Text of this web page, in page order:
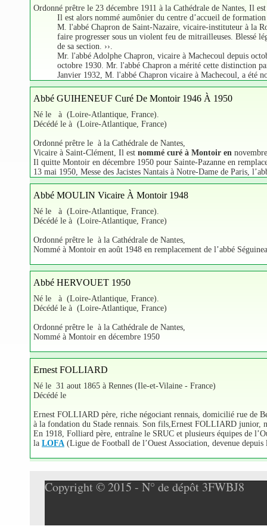
Ordonné prêtre le 23 décembre 1911 à la Cathédrale de Nantes, Il
Il est alors nommé aumônier du centre d’accueil de
M. l'abbé Chapron de Saint-Nazaire, vicaire-instituteur à la
faire progresser sous un violent feu de mitrailleuses. Blessé
de sa section. ››.
Mr. l'abbé Adolphe Chapron, vicaire à Machecoul depuis
octobre 1930. Mr. l'abbé Chapron a mérité cette distinction
Janvier 1932, M. l'abbé Chapron vicaire à Machecoul, a été
Abbé GUIHENEUF Curé De Montoir 1946 À 1950
Né le à (Loire-Atlantique, France).
Décédé le à (Loire-Atlantique, France)
Ordonné prêtre le à la Cathédrale de Nantes,
Vicaire à Saint-Clément, Il est nommé curé à Montoir en
Il quitte Montoir en décembre 1950 pour Sainte-Pazanne en
13 mai 1950, Messe des Jacistes Nantais à Notre-Dame de Paris,
Abbé MOULIN Vicaire À Montoir 1948
Né le à (Loire-Atlantique, France).
Décédé le à (Loire-Atlantique, France)
Ordonné prêtre le à la Cathédrale de Nantes,
Nommé à Montoir en août 1948 en remplacement de l’abbé
Abbé HERVOUET 1950
Né le à (Loire-Atlantique, France).
Décédé le à (Loire-Atlantique, France)
Ordonné prêtre le à la Cathédrale de Nantes,
Nommé à Montoir en décembre 1950
Ernest FOLLIARD
Né le 31 aout 1865 à Rennes (Ile-et-Vilaine - France)
Décédé le
Ernest FOLLIARD père, riche négociant rennais, domicilié rue de
à la fondation du Stade rennais. Son fils,Ernest FOLLIARD junior,
En 1918, Folliard père, entraîne le SRUC et plusieurs équipes de
la LOFA (Ligue de Football de l’Ouest Association, devenue
Copyright © 2015 - N° de dépôt 3FWBJ8